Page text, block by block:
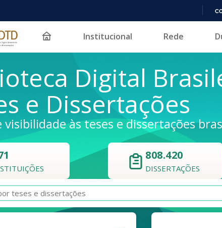
Institucional Rede
Digital
e Dissertações
visibilidade às teses e dissertações
808.420
DISSERTAÇÕES